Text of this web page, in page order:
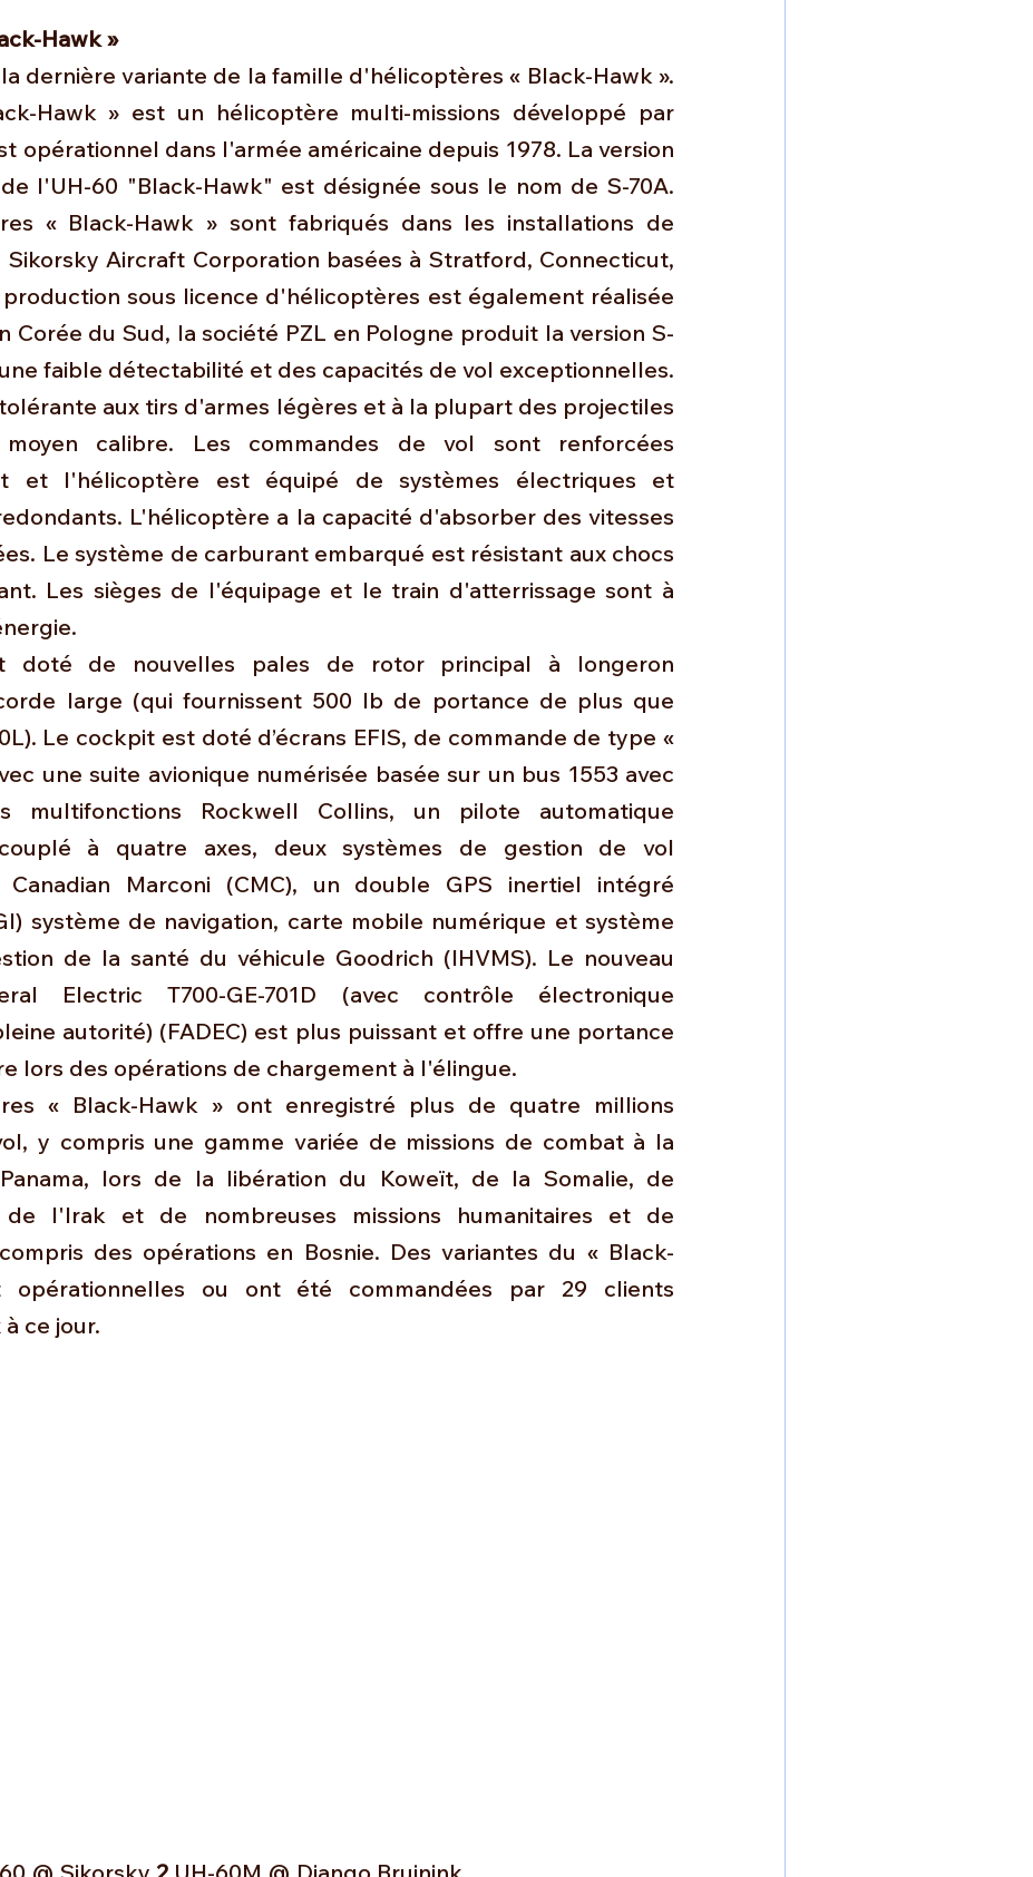
Hawk »
dernière variante de la famille d'hélicoptères « Black-Hawk ».
Hawk » est un hélicoptère multi-missions développé par
opérationnel dans l'armée américaine depuis 1978. La version
l'UH-60 "Black-Hawk" est désignée sous le nom de S-70A.
« Black-Hawk » sont fabriqués dans les installations de
Aircraft Corporation basées à Stratford, Connecticut,
production sous licence d'hélicoptères est également réalisée
Corée du Sud, la société PZL en Pologne produit la version S-
une faible détectabilité et des capacités de vol exceptionnelles.
aux tirs d'armes légères et à la plupart des projectiles
calibre. Les commandes de vol sont renforcées
et l'hélicoptère est équipé de systèmes électriques et
L'hélicoptère a la capacité d'absorber des vitesses
Le système de carburant embarqué est résistant aux chocs
Les sièges de l'équipage et le train d'atterrissage sont à
doté de nouvelles pales de rotor principal à longeron
large (qui fournissent 500 lb de portance de plus que
Le cockpit est doté d’écrans EFIS, de commande de type «
une suite avionique numérisée basée sur un bus 1553 avec
multifonctions Rockwell Collins, un pilote automatique
à quatre axes, deux systèmes de gestion de vol
Canadian Marconi (CMC), un double GPS inertiel intégré
système de navigation, carte mobile numérique et système
de la santé du véhicule Goodrich (IHVMS). Le nouveau
Electric T700-GE-701D (avec contrôle électronique
autorité) (FADEC) est plus puissant et offre une portance
lors des opérations de chargement à l'élingue.
« Black-Hawk » ont ​​enregistré plus de quatre millions
y compris une gamme variée de missions de combat à la
lors de la libération du Koweït, de la Somalie, de
de l'Irak et de nombreuses missions humanitaires et de
des opérations en Bosnie. Des variantes du « Black-
opérationnelles ou ont été commandées par 29 clients
ce jour.